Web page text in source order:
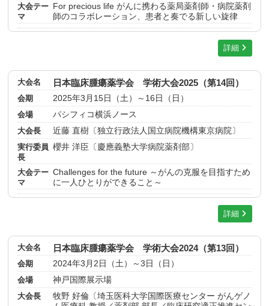
大会テー
マ
For precious life がんに携わる薬局薬剤師・病院薬剤
師のコラボレーション、患者と奏でる新しい旋律
詳細
大会名 日本臨床腫瘍薬学会 学術大会2025（第14回）
会期
2025年3月15日（土）～16日（日）
会場
パシフィコ横浜ノース
大会長
近藤 直樹〔独立行政法人国立病院機構東京病院〕
実行委員
長
櫻井 洋臣〔慶應義塾大学病院薬剤部〕
大会テー
マ
Challenges for the future ～がんの克服を目指すため
に一人ひとりができること～
詳細
大会名 日本臨床腫瘍薬学会 学術大会2024（第13回）
会期
2024年3月2日（土）～3日（日）
会場
神戸国際展示場
大会長
牧野 好倫〔埼玉医科大学国際医療センター がんゲノ